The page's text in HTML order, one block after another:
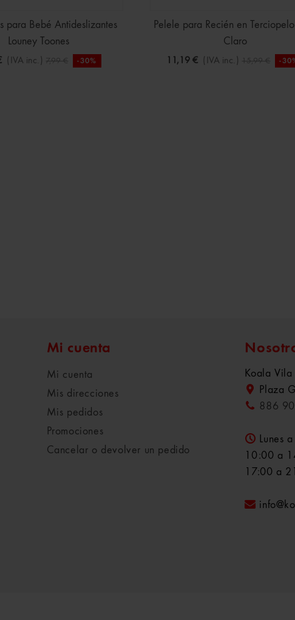
para Bebé Antideslizantes
Louney Toones
(IVA inc.) 7,99 € -30%
Pelele para Recién en Terciopelo
Claro
11,19 € (IVA inc.) 15,99 € -
Mi cuenta
Mi cuenta
Mis direcciones
Mis pedidos
Promociones
Cancelar o devolver un pedido
Koala Vila
Plaza
886
Lunes
10:00 a
17:00 a